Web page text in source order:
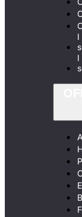
I
I